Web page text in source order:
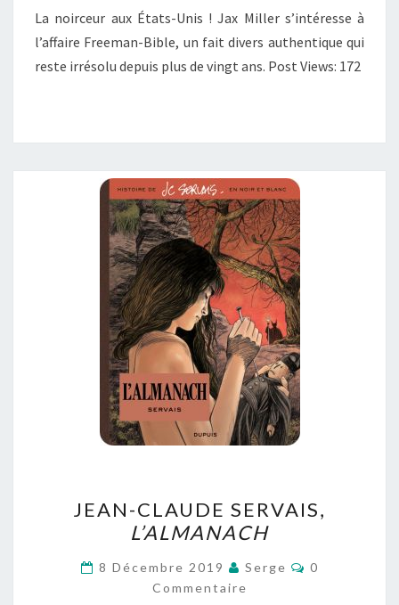
La noirceur aux États-Unis ! Jax Miller s’intéresse à
l’affaire Freeman-Bible, un fait divers authentique qui
reste irrésolu depuis plus de vingt ans. Post Views: 172
CLAUDE
SERVAIS,
L’ALMANACH
JEAN-CLAUDE SERVAIS,
L’ALMANACH
8 Décembre 2019 Serge
0
Commentaire